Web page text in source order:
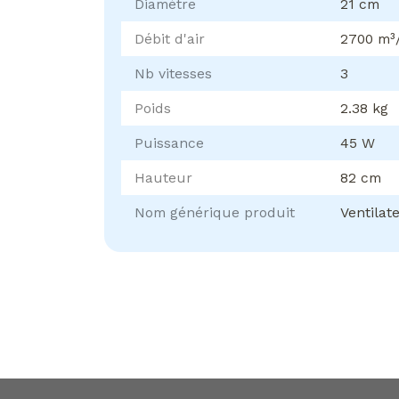
Diamètre 21 cm
Débit d'air 2700
Nb vitesses 3
Poids 2.38 kg
Puissance 45 W
Hauteur 82 cm
Nom générique produit